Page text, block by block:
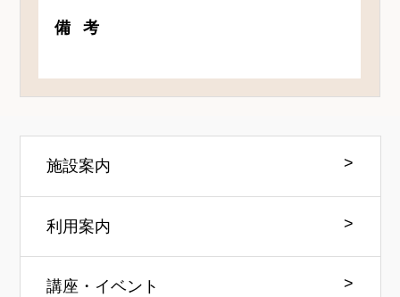
備考
施設案内
利用案内
講座・イベント